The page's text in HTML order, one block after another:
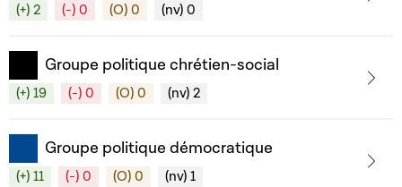
(+) 2 (-) 0 (O) 0 (nv) 0
Groupe politique chrétien-social
(+) 19 (-) 0 (O) 0 (nv) 2
Groupe politique démocratique
(+) 11 (-) 0 (O) 0 (nv) 1